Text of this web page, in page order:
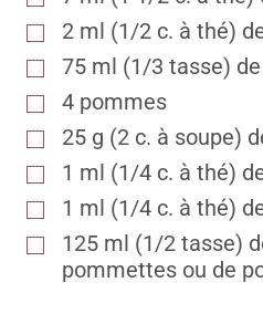
2 ml (1/2 c. à thé)
75 ml (1/3 tasse)
4 pommes
25 g (2 c. à soupe)
1 ml (1/4 c. à thé)
1 ml (1/4 c. à thé)
125 ml (1/2 tasse)
pommettes ou de